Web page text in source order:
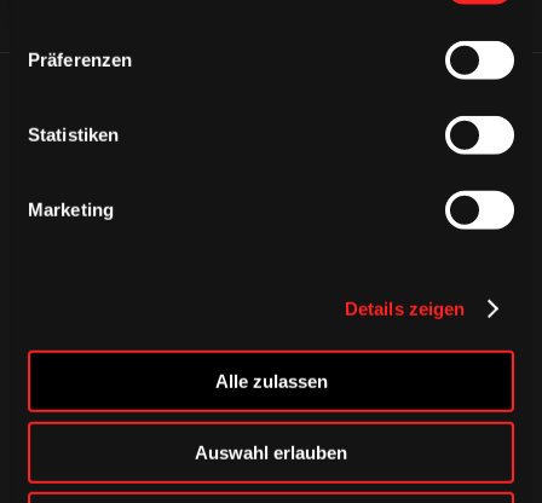
Präferenzen
Statistiken
Marketing
Details zeigen
Alle zulassen
Auswahl erlauben